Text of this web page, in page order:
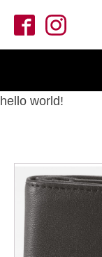
hello world!